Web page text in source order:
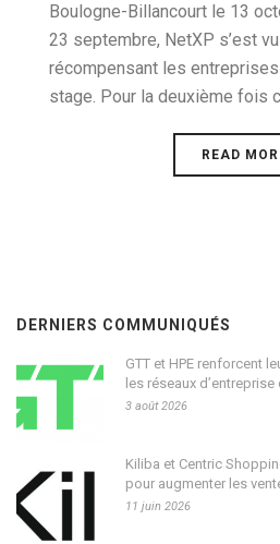
Boulogne-Billancourt le 13
23 septembre, NetXP s’est
récompensant les
stage. Pour la deuxième fois
READ
DERNIERS COMMUNIQUÉS
GTT et HPE renforcent
les réseaux
3 août 2026
Kiliba et Centric
pour augmenter les
11 juin 2026